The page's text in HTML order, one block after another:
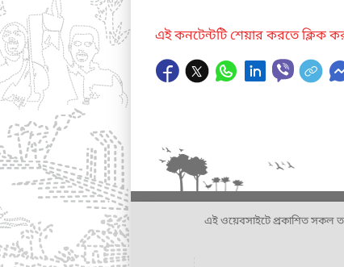
এই কনটেন্টটি শেয়ার করতে ক্লিক
এই ওয়েবসাইটে প্রকাশিত সকল তথ্য